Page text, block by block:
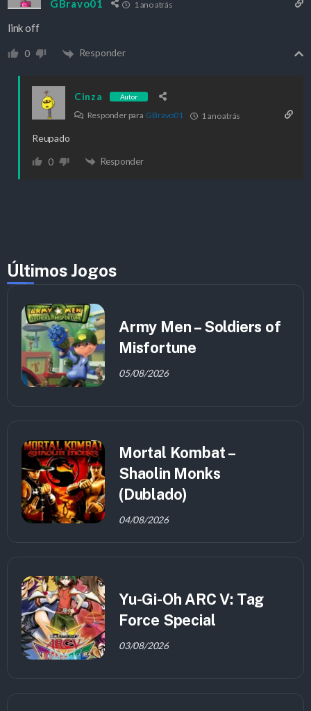
GBravo01 1 ano atrás
link off
0 Responder
Cinza Autor
Responder para GBravo01 1 ano atrás
Reupado
0 Responder
Últimos Jogos
Army Men – Soldiers of
Misfortune
05/08/2026
Mortal Kombat –
Shaolin Monks
(Dublado)
04/08/2026
Yu-Gi-Oh ARC V: Tag
Force Special
03/08/2026